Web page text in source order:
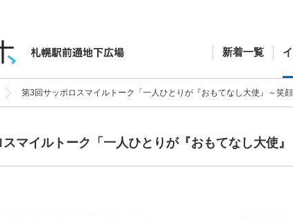
新着一覧
第3回サッポロスマイルトーク「一人ひとりが『おもてなし大使』～笑顔
マイルトーク「一人ひとりが『おもてなし大使』